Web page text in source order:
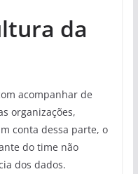
da
acompanhar de
organizações,
conta dessa parte, o
do time não
dos dados.